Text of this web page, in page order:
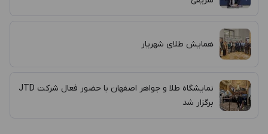
همایش طلای شهریار
نمایشگاه طلا و جواهر اصفهان با حضور فعال شرکت JTD
برگزار شد